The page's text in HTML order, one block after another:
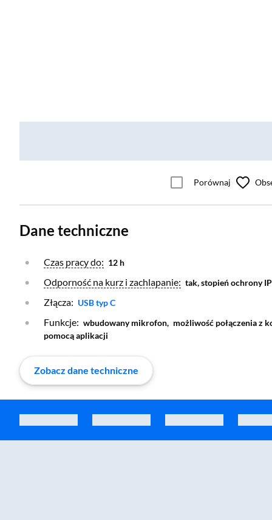
Porównaj
Dane techniczne
Otwórz warstwę
Czas pracy do: 12 h
Otwórz warstwę
Odporność na kurz i zachlapanie: tak, stopień ochrony
Złącza: Otwórz warstwę
USB typ C
Funkcje: wbudowany mikrofon, możliwość połączenia z
pomocą aplikacji
Zobacz dane techniczne